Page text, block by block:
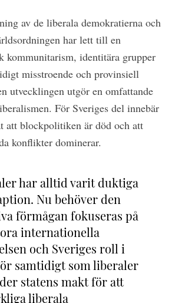
av de liberala demokratierna och
har lett till en
kommunitarism, identitära grupper
misstroende och provinsiell
utvecklingen utgör en omfattande
För Sveriges del innebär
att blockpolitiken är död och att
konflikter dominerar.
har alltid varit duktiga
Nu behöver den
förmågan fokuseras på
internationella
och Sveriges roll i
samtidigt som liberaler
statens makt för att
liberala